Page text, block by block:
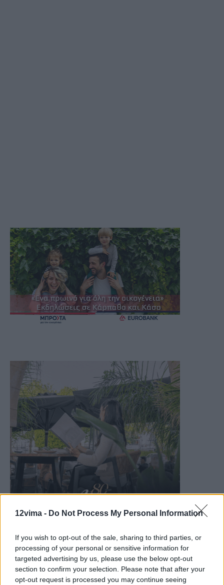
12vima - Do Not Process My Personal Information
If you wish to opt-out of the sale, sharing to third parties, or
processing of your personal or sensitive information for
targeted advertising by us, please use the below opt-out
section to confirm your selection. Please note that after your
opt-out request is processed you may continue seeing